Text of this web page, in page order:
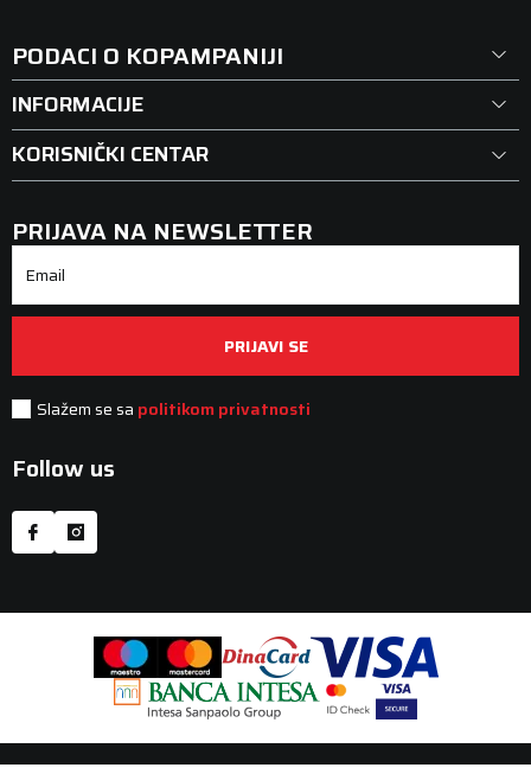
PODACI O KOPAMPANIJI
INFORMACIJE
KORISNIČKI CENTAR
PRIJAVA NA NEWSLETTER
Email
PRIJAVI SE
Slažem se sa politikom privatnosti
Follow us